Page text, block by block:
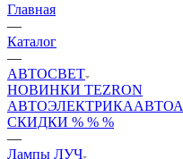
Главная
—
Каталог
—
АВТОСВЕТ
НОВИНКИ TEZRON
АВТОЭЛЕКТРИКА
СКИДКИ % % %
—
Лампы ЛУЧ